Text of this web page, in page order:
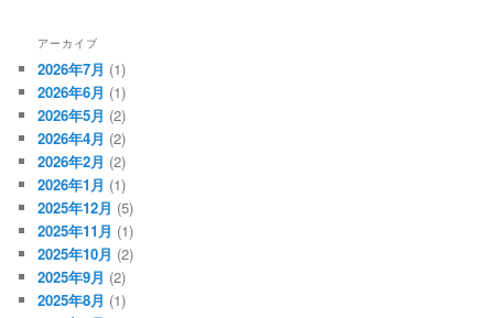
アーカイブ
2026年7月 (1)
2026年6月 (1)
2026年5月 (2)
2026年4月 (2)
2026年2月 (2)
2026年1月 (1)
2025年12月 (5)
2025年11月 (1)
2025年10月 (2)
2025年9月 (2)
2025年8月 (1)